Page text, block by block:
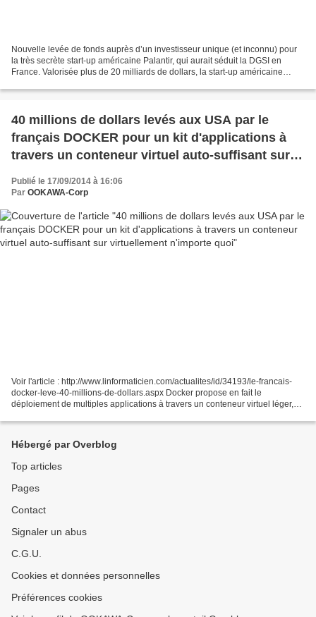
Nouvelle levée de fonds auprès d’un investisseur unique (et inconnu) pour
la très secrète start-up américaine Palantir, qui aurait séduit la DGSI en
France. Valorisée plus de 20 milliards de dollars, la start-up américaine
40 millions de dollars levés aux USA par le
français DOCKER pour un kit d'applications à
travers un conteneur virtuel auto-suffisant sur
virtuellement n'importe quoi
Publié le 17/09/2014 à 16:06
Par OOKAWA-Corp
Voir l'article : http://www.linformaticien.com/actualites/id/34193/le-francais-
docker-leve-40-millions-de-dollars.aspx Docker propose en fait le
déploiement de multiples applications à travers un conteneur virtuel léger,
Hébergé par Overblog
Top articles
Pages
Contact
Signaler un abus
C.G.U.
Cookies et données personnelles
Préférences cookies